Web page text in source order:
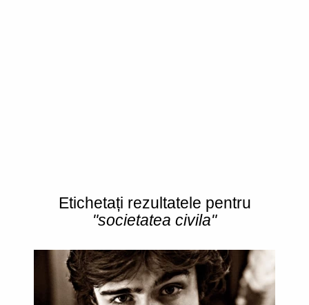
Etichetați rezultatele pentru
"societatea civila"